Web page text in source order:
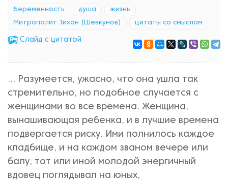
беременность душа жизнь
Митрополит Тихон (Шевкунов) цитаты со смыслом
Cлайд с цитатой
... Разумеется, ужасно, что она ушла так
стремительно, но подобное случается с
женщинами во все времена. Женщина,
вынашивающая ребенка, и в лучшие времена
подвергается риску. Ими полнилось каждое
кладбище, и на каждом званом вечере или
балу, тот или иной молодой энергичный
вдовец поглядывал на юных,